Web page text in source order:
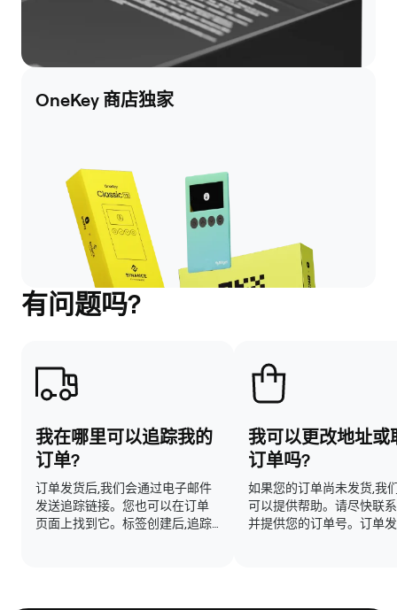
OneKey 商店独家
有问题吗?
我在哪里可以追踪我的
订单?
订单发货后,我们会通过电子邮件
发送追踪链接。您也可以在订单
页面上找到它。标签创建后,追踪
我可以更改地址或
订单吗?
如果您的订单尚未发货,我
可以提供帮助。请尽快联
并提供您的订单号。订单